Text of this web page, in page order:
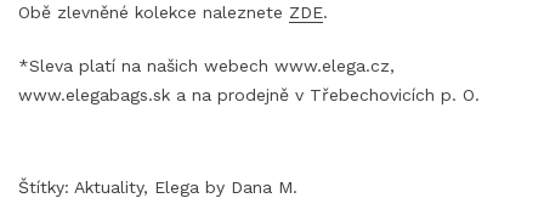
Obě zlevněné kolekce naleznete ZDE.
*Sleva platí na našich webech www.elega.cz,
www.elegabags.sk a na prodejně v Třebechovicích p. O.
Štítky: Aktuality, Elega by Dana M.